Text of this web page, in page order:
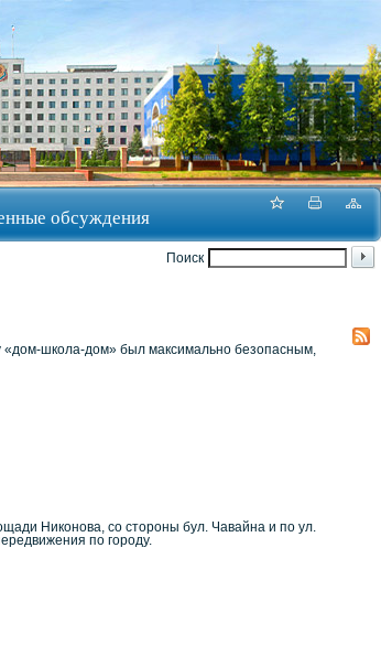
обсуждения
Поиск
«дом-школа-дом» был максимально безопасным,
Никонова, со стороны бул. Чавайна и по ул.
по городу.